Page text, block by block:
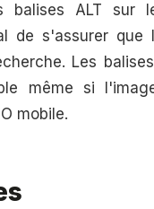
ALT sur
de s'assurer que
Les
même si
mobile.